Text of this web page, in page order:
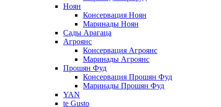
Ноян
Консервация Ноян
Маринады Ноян
Сады Арагаца
Агроянс
Консервация Агроянс
Маринады Агроянс
Прошян Фуд
Консервация Прошян Фуд
Маринады Прошян Фуд
YAN
te Gusto